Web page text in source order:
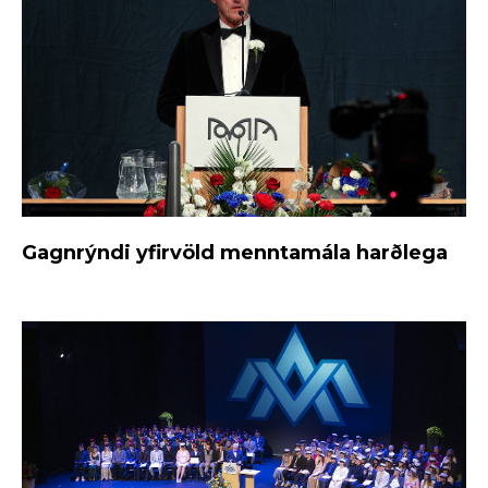
Gagnrýndi yfirvöld menntamála harðlega